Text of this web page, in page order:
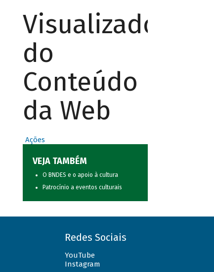
Visualizador
do
Conteúdo
da Web
Ações
VEJA TAMBÉM
O BNDES e o apoio à cultura
Patrocínio a eventos culturais
Redes Sociais
YouTube
Instagram